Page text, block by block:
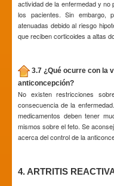
actividad de la enfermedad y
los pacientes. Sin embargo,
atenuadas debido al riesgo
que reciben corticoides a altas
3.7 ¿Qué ocurre con la
anticoncepción?
No existen restricciones
consecuencia de la
medicamentos deben tener
mismos sobre el feto. Se
acerca del control de la
4. ARTRITIS